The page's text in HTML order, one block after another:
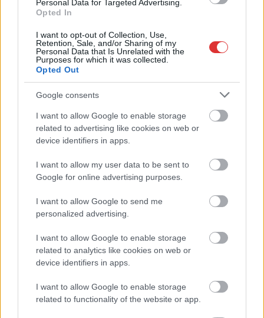
Personal Data for Targeted Advertising.
Opted In
I want to opt-out of Collection, Use,
Retention, Sale, and/or Sharing of my
Personal Data that Is Unrelated with the
Purposes for which it was collected.
Opted Out
Google consents
I want to allow Google to enable storage
related to advertising like cookies on web or
device identifiers in apps.
I want to allow my user data to be sent to
Google for online advertising purposes.
I want to allow Google to send me
personalized advertising.
I want to allow Google to enable storage
related to analytics like cookies on web or
device identifiers in apps.
I want to allow Google to enable storage
related to functionality of the website or app.
lakosság tiltakozása
de a Magyar Nemzeti
Bank komoly
számítások alapján
gyorsabban megtérültek volna, hiba erőltetni a magyarországi
akkumulátorgyártást.
TOVÁBB OLVASOM
JNSZ megyei hírek akkugyár ,akkumulátor,akkuüzem ,ipar,
Nagykun Szolnok megye , , pénzügyi ,számítás